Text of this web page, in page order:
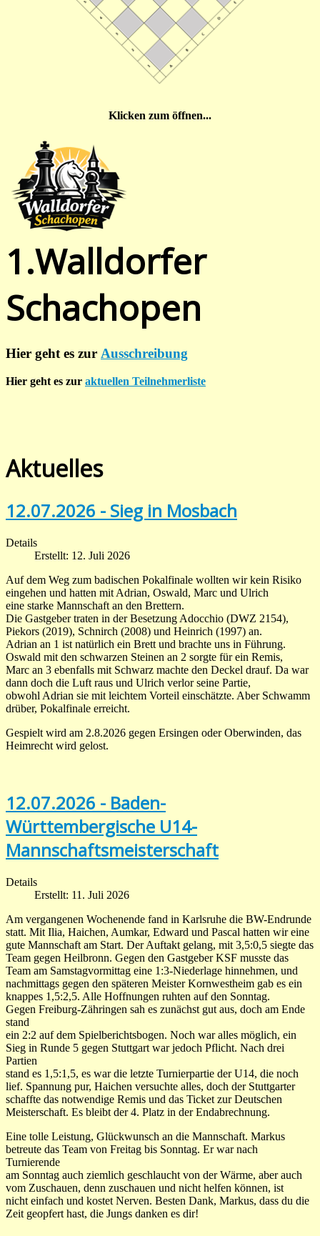
Klicken zum öffnen...
1.Walldorfer
Schachopen
Hier geht es zur Ausschreibung
Hier geht es zur aktuellen Teilnehmerliste
Aktuelles
12.07.2026 - Sieg in Mosbach
Details
Erstellt: 12. Juli 2026
Auf dem Weg zum badischen Pokalfinale wollten wir kein Risiko
eingehen und hatten mit Adrian, Oswald, Marc und Ulrich
eine starke Mannschaft an den Brettern.
Die Gastgeber traten in der Besetzung Adocchio (DWZ 2154),
Piekors (2019), Schnirch (2008) und Heinrich (1997) an.
Adrian an 1 ist natürlich ein Brett und brachte uns in Führung.
Oswald mit den schwarzen Steinen an 2 sorgte für ein Remis,
Marc an 3 ebenfalls mit Schwarz machte den Deckel drauf. Da war
dann doch die Luft raus und Ulrich verlor seine Partie,
obwohl Adrian sie mit leichtem Vorteil einschätzte. Aber Schwamm
drüber, Pokalfinale erreicht.
Gespielt wird am 2.8.2026 gegen Ersingen oder Oberwinden, das
Heimrecht wird gelost.
12.07.2026 - Baden-
Württembergische U14-
Mannschaftsmeisterschaft
Details
Erstellt: 11. Juli 2026
Am vergangenen Wochenende fand in Karlsruhe die BW-Endrunde
statt. Mit Ilia, Haichen, Aumkar, Edward und Pascal hatten wir eine
gute Mannschaft am Start. Der Auftakt gelang, mit 3,5:0,5 siegte das
Team gegen Heilbronn. Gegen den Gastgeber KSF musste das
Team am Samstagvormittag eine 1:3-Niederlage hinnehmen, und
nachmittags gegen den späteren Meister Kornwestheim gab es ein
knappes 1,5:2,5. Alle Hoffnungen ruhten auf den Sonntag.
Gegen Freiburg-Zähringen sah es zunächst gut aus, doch am Ende
stand
ein 2:2 auf dem Spielberichtsbogen. Noch war alles möglich, ein
Sieg in Runde 5 gegen Stuttgart war jedoch Pflicht. Nach drei
Partien
stand es 1,5:1,5, es war die letzte Turnierpartie der U14, die noch
lief. Spannung pur, Haichen versuchte alles, doch der Stuttgarter
schaffte das notwendige Remis und das Ticket zur Deutschen
Meisterschaft. Es bleibt der 4. Platz in der Endabrechnung.
Eine tolle Leistung, Glückwunsch an die Mannschaft. Markus
betreute das Team von Freitag bis Sonntag. Er war nach
Turnierende
am Sonntag auch ziemlich geschlaucht von der Wärme, aber auch
vom Zuschauen, denn zuschauen und nicht helfen können, ist
nicht einfach und kostet Nerven. Besten Dank, Markus, dass du die
Zeit geopfert hast, die Jungs danken es dir!